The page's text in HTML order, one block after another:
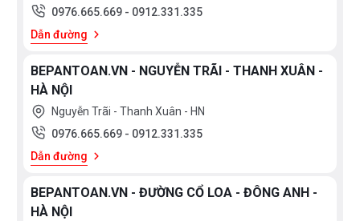
0976.665.669 - 0912.331.335
Dẫn đường
BEPANTOAN.VN - NGUYỄN TRÃI - THANH XUÂN -
HÀ NỘI
Nguyễn Trãi - Thanh Xuân - HN
0976.665.669 - 0912.331.335
Dẫn đường
BEPANTOAN.VN - ĐƯỜNG CỔ LOA - ĐÔNG ANH -
HÀ NỘI